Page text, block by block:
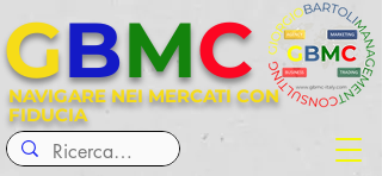
NAVIGARE NEI MERCATI CON
FIDUCIA
GBMC